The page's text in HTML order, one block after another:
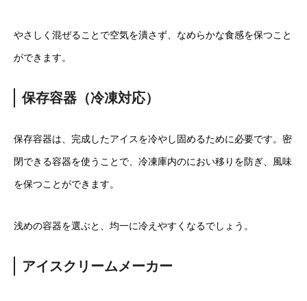
やさしく混ぜることで空気を潰さず、なめらかな食感を保つこと
ができます。
保存容器（冷凍対応）
保存容器は、完成したアイスを冷やし固めるために必要です。密
閉できる容器を使うことで、冷凍庫内のにおい移りを防ぎ、風味
を保つことができます。
浅めの容器を選ぶと、均一に冷えやすくなるでしょう。
アイスクリームメーカー